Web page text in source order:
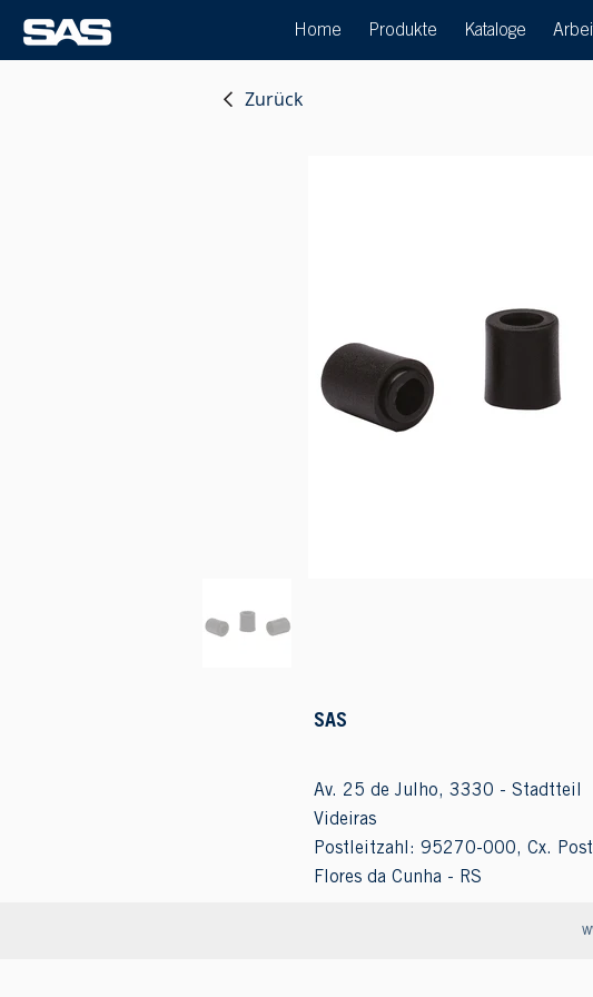
Home Produkte Kataloge
Zurück
SAS
Av. 25 de Julho, 3330 - Stadtteil
Videiras
Postleitzahl: 95270-000, Cx.
Flores da Cunha - RS